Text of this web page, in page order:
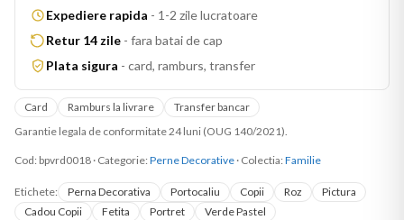
Expediere rapida - 1-2 zile lucratoare
Retur 14 zile - fara batai de cap
Plata sigura - card, ramburs, transfer
Card Ramburs la livrare
Transfer bancar
Garantie legala de conformitate 24 luni (OUG 140/2021).
Cod: bpvrd0018 · Categorie: Perne Decorative · Colectia: Familie
Etichete: Perna Decorativa Portocaliu Copii Roz
Pictura
Cadou Copii
Fetita Portret Verde Pastel